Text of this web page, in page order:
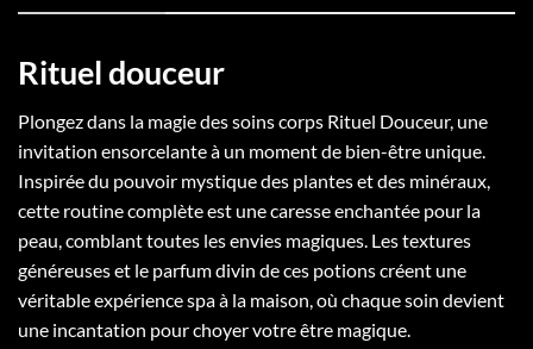
Rituel douceur
Plongez dans la magie des soins corps Rituel Douceur, une
invitation ensorcelante à un moment de bien-être unique.
Inspirée du pouvoir mystique des plantes et des minéraux,
cette routine complète est une caresse enchantée pour la
peau, comblant toutes les envies magiques. Les textures
généreuses et le parfum divin de ces potions créent une
véritable expérience spa à la maison, où chaque soin devient
une incantation pour choyer votre être magique.